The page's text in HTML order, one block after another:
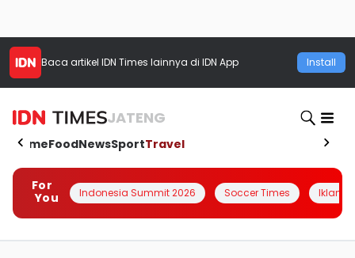
Baca artikel IDN Times lainnya di IDN App Install
JATENG
HomeFoodNewsSportTravel
For
You
Indonesia Summit 2026 Soccer Times Iklanin